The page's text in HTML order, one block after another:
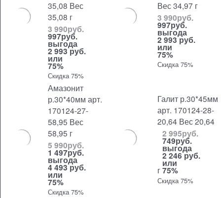
35,08 Вес
35,08 г
3 990руб.
997руб.
выгода
2 993 руб.
или
75%
Скидка 75%
Вес 34,97 г
3 990руб.
997руб.
выгода
2 993 руб.
или
75%
Скидка 75%
Амазонит
р.30*40мм арт.
170124-27-
58,95 Вес
58,95 г
5 990руб.
1 497руб.
выгода
4 493 руб.
или
75%
Скидка 75%
Галит р.30*45мм
арт. 170124-28-
20,64 Вес 20,64
г
2 995руб.
749руб.
выгода
2 246 руб.
или
75%
Скидка 75%